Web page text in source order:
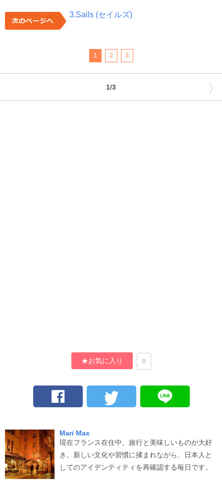
3.Sails (セイルズ)
1 2 3
1/3 〉
★お気に入り 0
Mari Max
現在フランス在住中。旅行と美味しいものが大好
き。新しい文化や習慣に揉まれながら、日本人と
してのアイデンティティを再確認する毎日です。